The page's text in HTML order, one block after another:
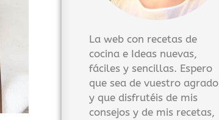
La web con recetas de
cocina e Ideas nuevas,
fáciles y sencillas. Espero
que sea de vuestro agrado
y que disfrutéis de mis
consejos y de mis recetas,